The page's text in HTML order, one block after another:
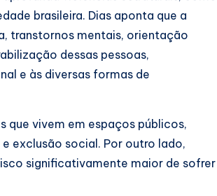
brasileira. Dias aponta que a
transtornos mentais, orientação
dessas pessoas,
e às diversas formas de
que vivem em espaços públicos,
exclusão social. Por outro lado,
significativamente maior de sofrer